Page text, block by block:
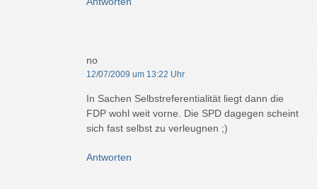
no
12/07/2009 um 13:22 Uhr
In Sachen Selbstreferentialität liegt dann die
FDP wohl weit vorne. Die SPD dagegen scheint
sich fast selbst zu verleugnen ;)
Antworten